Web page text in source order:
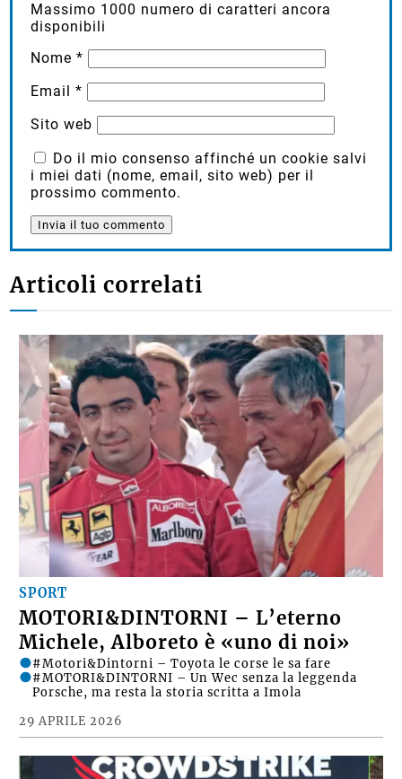
Massimo 1000 numero di caratteri ancora
disponibili
Nome*
Email*
Sito web
Do il mio consenso affinché un cookie salvi
i miei dati (nome, email, sito web) per il
prossimo commento.
Articoli correlati
SPORT
MOTORI&DINTORNI – L’eterno
Michele, Alboreto è «uno di noi»
29 APRILE 2026
#Motori&Dintorni – Toyota le corse le sa fare
#MOTORI&DINTORNI – Un Wec senza la leggenda
Porsche, ma resta la storia scritta a Imola